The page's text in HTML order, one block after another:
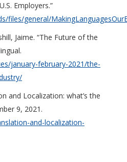
Employers.”
files/general/
Jaime. “The Future of the
january-february-2021/the-
and Localization: what’s the
9, 2021.
and-localization-